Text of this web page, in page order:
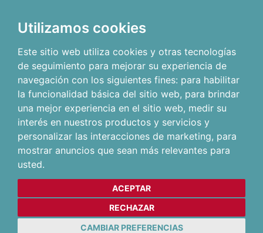
Utilizamos cookies
Este sitio web utiliza cookies y otras tecnologías
de seguimiento para mejorar su experiencia de
navegación con los siguientes fines: para habilitar
la funcionalidad básica del sitio web, para brindar
una mejor experiencia en el sitio web, medir su
interés en nuestros productos y servicios y
personalizar las interacciones de marketing, para
mostrar anuncios que sean más relevantes para
usted.
ACEPTAR
RECHAZAR
CAMBIAR PREFERENCIAS